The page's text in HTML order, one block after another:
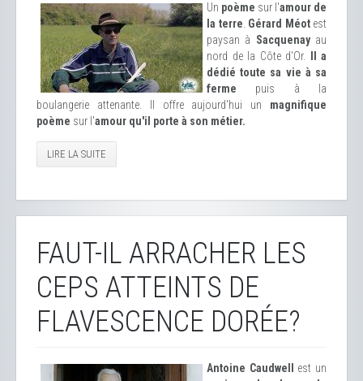
Un poème sur l'amour de
la terre Gérard Méotest
paysan à Sacquenayau
nord de la Côte d'Or.
Il a
dédié toute sa vie à sa
ferme puis à la
boulangerie attenante. Il offre aujourd'hui un magnifique
poème sur l'amour qu'il porte à son métier.
LIRE LA SUITE
FAUT-IL ARRACHER LES
CEPS ATTEINTS DE
FLAVESCENCE DORÉE?
Antoine Caudwell
est un